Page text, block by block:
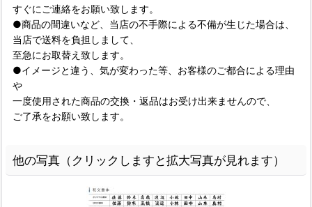
すぐにご連絡をお願い致します。
●商品の間違いなど、当店の不手際による不備が生じた場合は、
当店で送料を負担しまして、
至急にお取替え致します。
●イメージと違う、気が変わった等、お客様のご都合による理由
や
一度使用された商品の交換・返品はお受け出来ませんので、
ご了承をお願い致します。
他の写真（クリックしますと拡大写真が見れます）